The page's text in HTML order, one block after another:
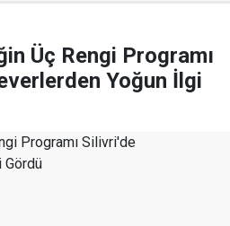
Üç Rengi Programı
Yoğun İlgi